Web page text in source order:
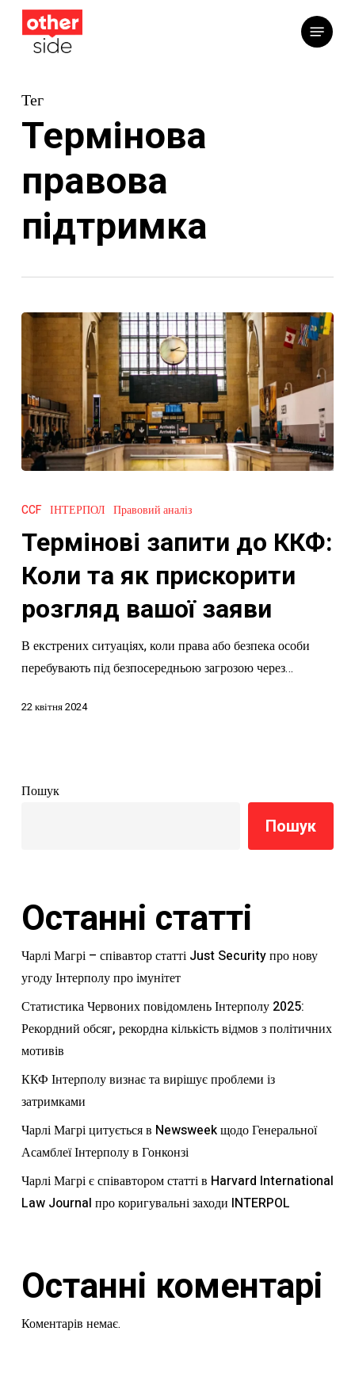
Перейти
основного
Меню
Тег
Термінова
правова
підтримка
запити
ККФ:
Коли
як
прискорити
розгляд
вашої
заяви
CCF ІНТЕРПОЛ Правовий аналіз
Термінові запити до ККФ:
Коли та як прискорити
розгляд вашої заяви
В екстрених ситуаціях, коли права або безпека особи
перебувають під безпосередньою загрозою через…
22 квітня 2024
Пошук
Пошук
Останні статті
Чарлі Магрі – співавтор статті Just Security про нову
угоду Інтерполу про імунітет
Статистика Червоних повідомлень Інтерполу 2025:
Рекордний обсяг, рекордна кількість відмов з політичних
мотивів
ККФ Інтерполу визнає та вирішує проблеми із
затримками
Чарлі Магрі цитується в Newsweek щодо Генеральної
Асамблеї Інтерполу в Гонконзі
Чарлі Магрі є співавтором статті в Harvard International
Law Journal про коригувальні заходи INTERPOL
Останні коментарі
Коментарів немає.